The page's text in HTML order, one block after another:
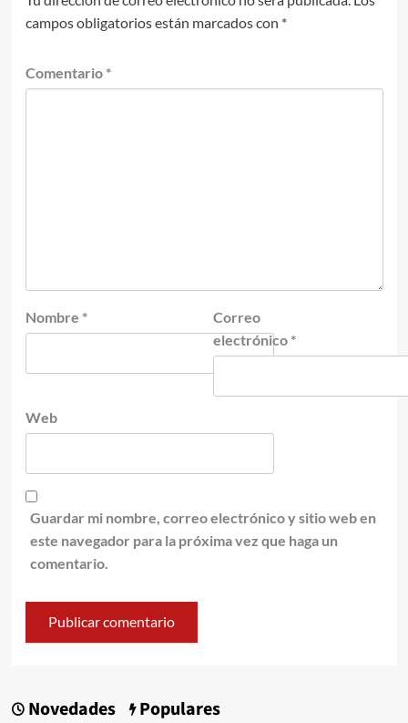
campos obligatorios están marcados con *
Comentario *
Nombre *
Correo
electrónico *
Web
Guardar mi nombre, correo electrónico y sitio web en
este navegador para la próxima vez que haga un
comentario.
Novedades Populares